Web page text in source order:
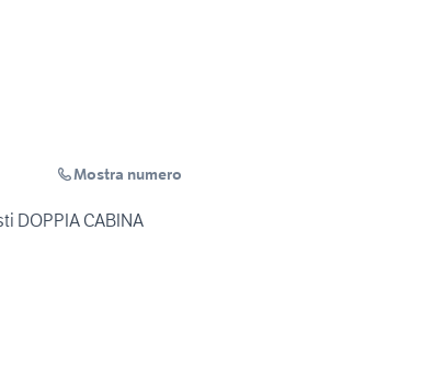
Mostra numero
DOPPIA CABINA